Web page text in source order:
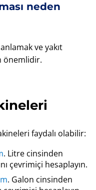
neden
ve yakıt
önemlidir.
faydalı olabilir:
. Litre cinsinden
çevrimiçi hesaplayın.
. Galon cinsinden